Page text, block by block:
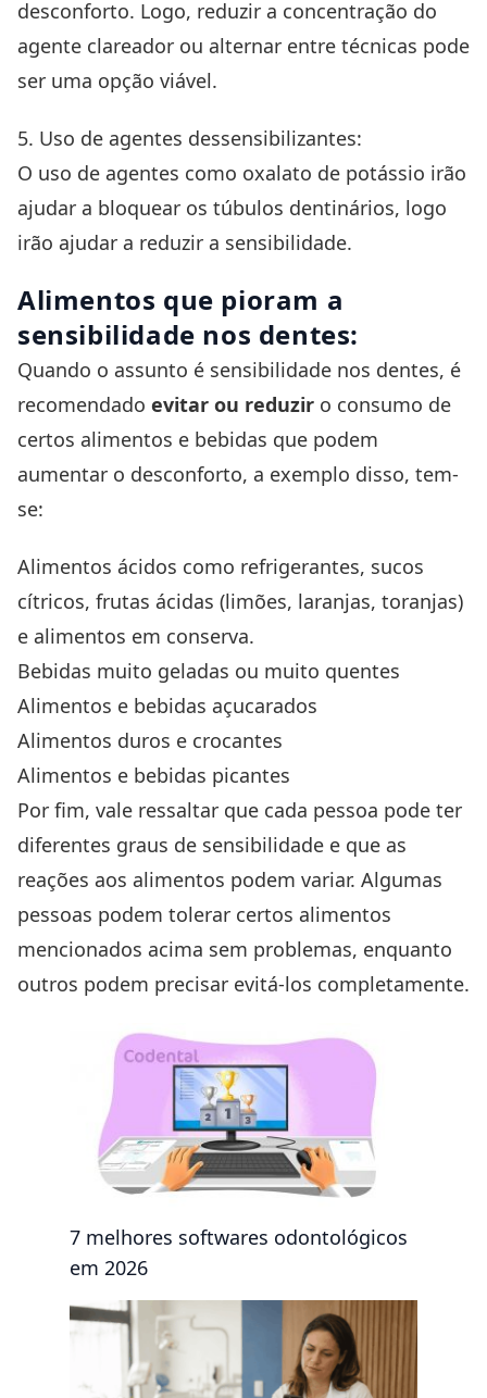
desconforto. Logo, reduzir a concentração do
agente clareador ou alternar entre técnicas pode
ser uma opção viável.
5. Uso de agentes dessensibilizantes:
O uso de agentes como oxalato de potássio irão
ajudar a bloquear os túbulos dentinários, logo
irão ajudar a reduzir a sensibilidade.
Alimentos que pioram a
sensibilidade nos dentes:
Quando o assunto é sensibilidade nos dentes, é
recomendado evitar ou reduzir o consumo de
certos alimentos e bebidas que podem
aumentar o desconforto, a exemplo disso, tem-
se:
Alimentos ácidos como refrigerantes, sucos
cítricos, frutas ácidas (limões, laranjas, toranjas)
e alimentos em conserva.
Bebidas muito geladas ou muito quentes
Alimentos e bebidas açucarados
Alimentos duros e crocantes
Alimentos e bebidas picantes
Por fim, vale ressaltar que cada pessoa pode ter
diferentes graus de sensibilidade e que as
reações aos alimentos podem variar. Algumas
pessoas podem tolerar certos alimentos
mencionados acima sem problemas, enquanto
outros podem precisar evitá-los completamente.
7 melhores softwares odontológicos
em 2026